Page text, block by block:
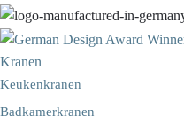
Kranen
Keukenkranen
Badkamerkranen